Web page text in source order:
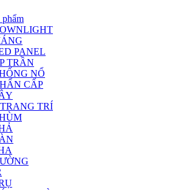
phẩm
PANEL
TRẦN
NỔ
CẤP
TRÍ